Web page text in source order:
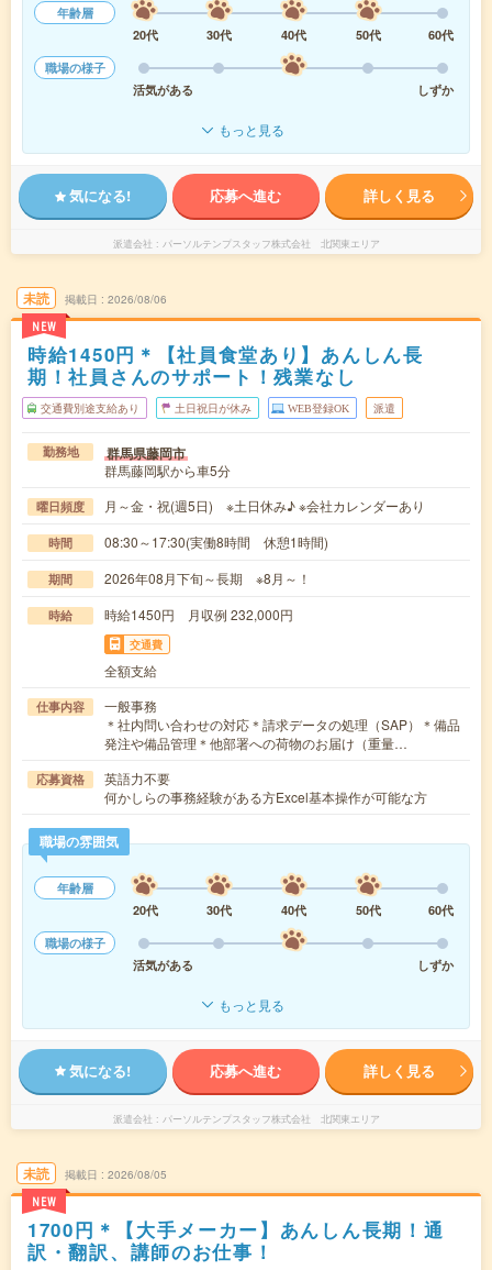
年齢層
20代
30代 40代 50代
60代
職場の様子
活気がある
しずか
もっと見る
気になる! 応募へ進む 詳しく見る
派遣会社 パーソルテンプスタッフ株式会社 北関東エリア
未読
NEW
掲載日 2026/08/06
時給1450円＊【社員食堂あり】あんしん長
期！社員さんのサポート！残業なし
交通費別途支給あり 土日祝日が休み WEB登録OK 派遣
勤務地 群馬県藤岡市
群馬藤岡駅から車5分
曜日頻度 月～金・祝(週5日) ※土日休み♪ ※会社カレンダーあり
時間 08:30～17:30(実働8時間 休憩1時間)
期間 2026年08月下旬～長期 ※8月～！
時給 時給1450円 月収例 232,000円
交通費
全額支給
仕事内容
一般事務
＊社内問い合わせの対応＊請求データの処理（SAP）＊備品
発注や備品管理＊他部署への荷物のお届け（重量…
応募資格
英語力不要
何かしらの事務経験がある方Excel基本操作が可能な方
職場の雰囲気
年齢層
20代
30代 40代 50代
60代
職場の様子
活気がある
しずか
もっと見る
気になる! 応募へ進む 詳しく見る
派遣会社 パーソルテンプスタッフ株式会社 北関東エリア
未読
NEW
掲載日 2026/08/05
1700円＊【大手メーカー】あんしん長期！通
訳・翻訳、講師のお仕事！